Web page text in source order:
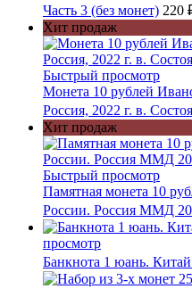
Часть 3 (без монет) 220
Хит продаж
Быстрый просмотр
Монета 10 рублей
Россия, 2022 г. в.
Хит продаж
Быстрый просмотр
Памятная монета 10
России. Россия ММД
просмотр
Банкнота 1 юань.